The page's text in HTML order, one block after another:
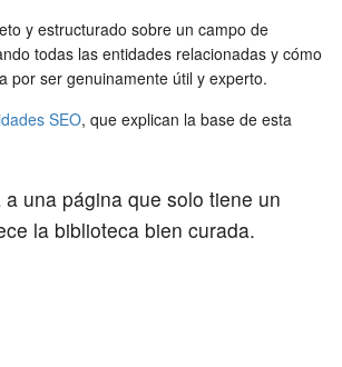
y estructurado sobre un campo de
todas las entidades relacionadas y cómo
por ser genuinamente útil y experto.
SEO, que explican la base de esta
una página que solo tiene un
la biblioteca bien curada.